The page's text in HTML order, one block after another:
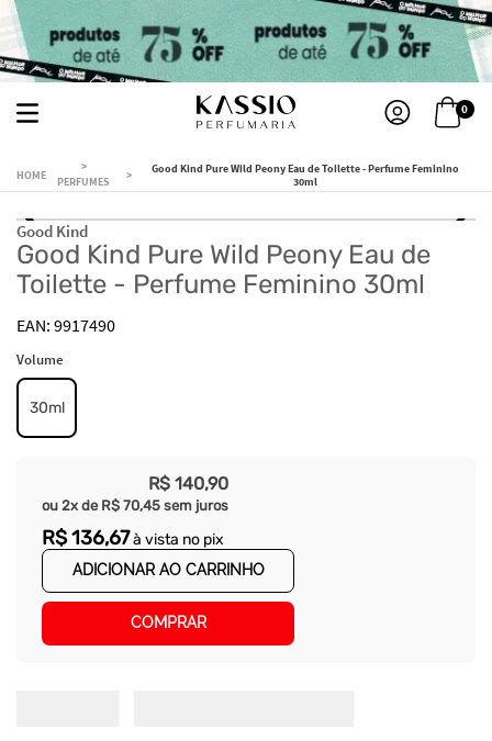
0
PERFUMES
Good Kind Pure Wild Peony Eau de Toilette - Perfume Feminino
30ml
Good Kind
Good Kind Pure Wild Peony Eau de
Toilette - Perfume Feminino 30ml
9917490
Volume
30ml
R$ 140,90
ou 2x de R$ 70,45 sem juros
R$136,67à vista no pix
ADICIONAR AO CARRINHO
COMPRAR